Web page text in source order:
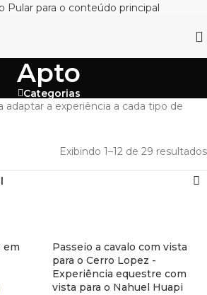
Pular para o conteúdo principal
Apto
Categorias
adaptar a experiência a cada tipo de
Exibindo 1–12 de 29 resultados
em
Passeio a cavalo com vista
para o Cerro Lopez -
Experiência equestre com
vista para o Nahuel Huapi